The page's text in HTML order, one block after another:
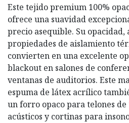
Este tejido premium 100%
ofrece una suavidad
precio asequible. Su opacidad,
propiedades de aislamiento
convierten en una excelente
blackout en salones de
ventanas de auditorios. Este
espuma de látex acrílico
un forro opaco para telones
acústicos y cortinas para